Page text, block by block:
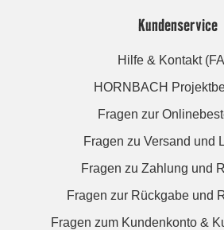
Kundenservice
Hilfe & Kontakt
HORNBACH
Fragen zur
Fragen zu Versand und
Fragen zu Zahlung und
Fragen zur Rückgabe und
Fragen zum Kundenkonto &